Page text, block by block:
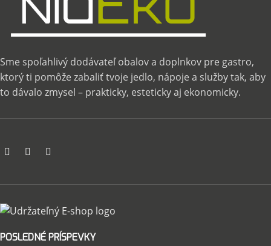
Sme spoľahlivý dodávateľ obalov a doplnkov pre gastro,
ktorý ti pomôže zabaliť tvoje jedlo, nápoje a služby tak, aby
to dávalo zmysel – prakticky, esteticky aj ekonomicky.
POSLEDNÉ PRÍSPEVKY